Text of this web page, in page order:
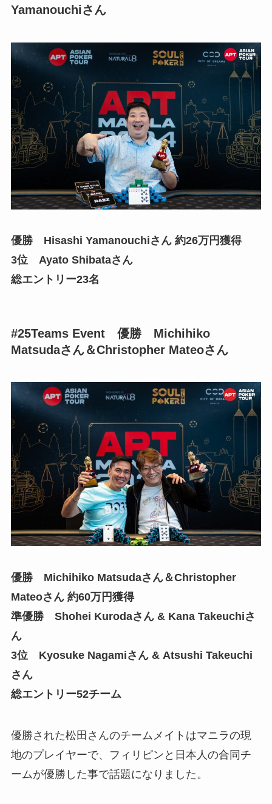
Yamanouchiさん
優勝 Hisashi Yamanouchiさん 約26万円獲得
3位 Ayato Shibataさん
総エントリー23名
#25Teams Event 優勝 Michihiko
Matsudaさん＆Christopher Mateoさん
優勝 Michihiko Matsudaさん＆Christopher
Mateoさん 約60万円獲得
準優勝 Shohei Kurodaさん & Kana Takeuchiさ
ん
3位 Kyosuke Nagamiさん & Atsushi Takeuchi
さん
総エントリー52チーム
優勝された松田さんのチームメイトはマニラの現
地のプレイヤーで、フィリピンと日本人の合同チ
ームが優勝した事で話題になりました。